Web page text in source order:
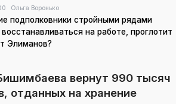
Ольга Воронько
подполковники стройными рядами
на работе, проглотит
Элиманов?
вернут 990 тысяч
отданных на хранение